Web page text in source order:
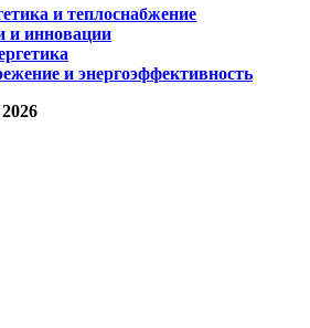
и теплоснабжение
и инновации
и энергоэффективность